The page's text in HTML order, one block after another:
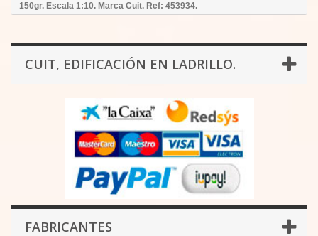
150gr. Escala 1:10. Marca Cuit. Ref: 453934.
CUIT, EDIFICACIÓN EN LADRILLO.
FABRICANTES